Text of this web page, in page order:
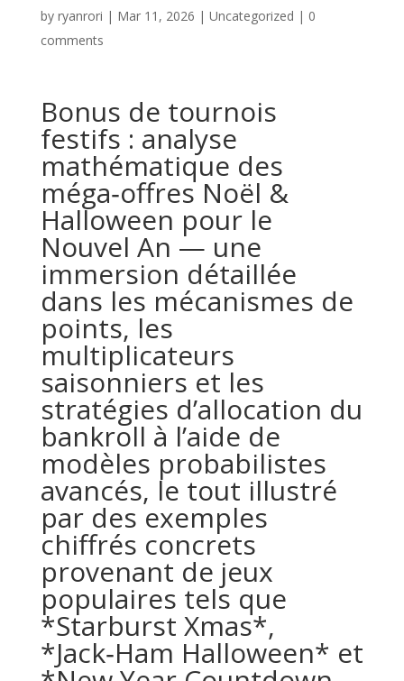
by ryanrori | Mar 11, 2026 | Uncategorized | 0
comments
Bonus de tournois
festifs : analyse
mathématique des
méga‑offres Noël &
Halloween pour le
Nouvel An — une
immersion détaillée
dans les mécanismes de
points, les
multiplicateurs
saisonniers et les
stratégies d’allocation du
bankroll à l’aide de
modèles probabilistes
avancés, le tout illustré
par des exemples
chiffrés concrets
provenant de jeux
populaires tels que
*Starburst Xmas*,
*Jack‑Ham Halloween* et